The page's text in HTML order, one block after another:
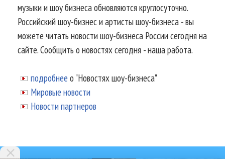
музыки и шоу бизнеса обновляются круглосуточно.
Российский шоу-бизнес и артисты шоу-бизнеса - вы
можете читать новости шоу-бизнеса России сегодня на
сайте. Сообщить о новостях сегодня - наша работа.
подробнее о "Новостях шоу-бизнеса"
Мировые новости
Новости партнеров